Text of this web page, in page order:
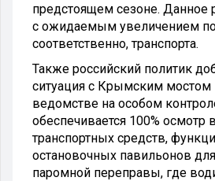
предстоящем сезоне. Данное
с ожидаемым увеличением
соответственно, транспорта.
Также российский политик
ситуация с Крымским мостом
ведомстве на особом
обеспечивается 100% осмотр
транспортных средств,
остановочных павильонов
паромной переправы, где